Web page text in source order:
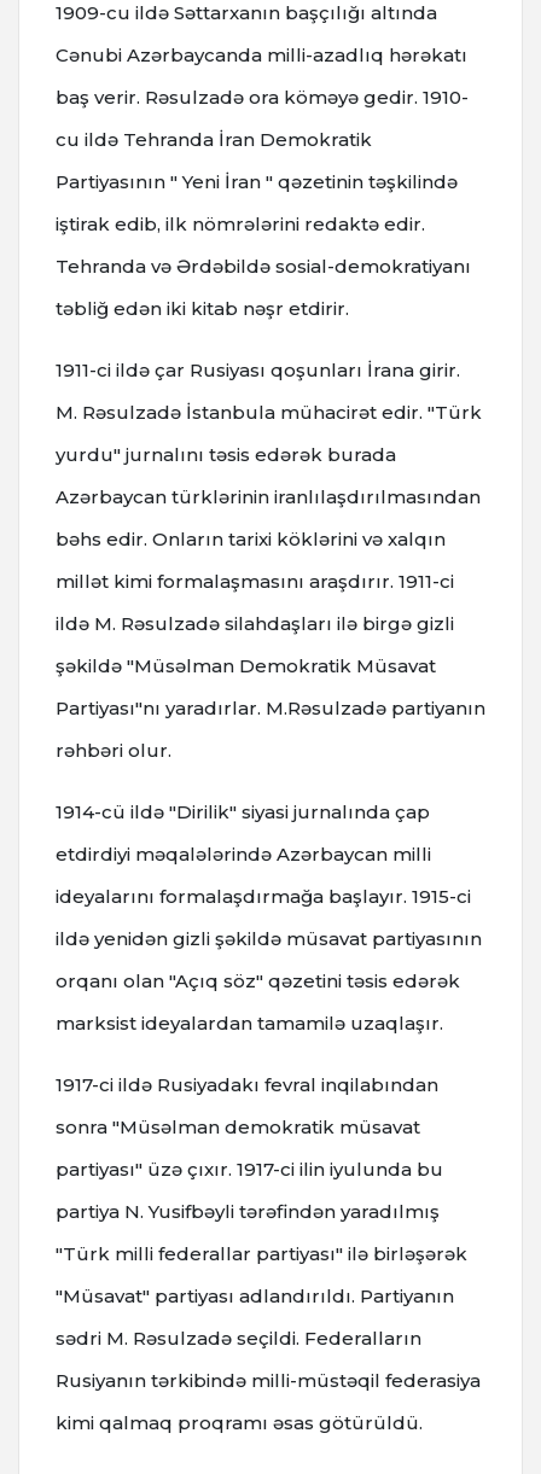
1909-cu ildə Səttarxanın başçılığı altında
Cənubi Azərbaycanda milli-azadlıq hərəkatı
baş verir. Rəsulzadə ora köməyə gedir. 1910-
cu ildə Tehranda İran Demokratik
Partiyasının " Yeni İran " qəzetinin təşkilində
iştirak edib, ilk nömrələrini redaktə edir.
Tehranda və Ərdəbildə sosial-demokratiyanı
təbliğ edən iki kitab nəşr etdirir.
1911-ci ildə çar Rusiyası qoşunları İrana girir.
M. Rəsulzadə İstanbula mühacirət edir. "Türk
yurdu" jurnalını təsis edərək burada
Azərbaycan türklərinin iranlılaşdırılmasından
bəhs edir. Onların tarixi köklərini və xalqın
millət kimi formalaşmasını araşdırır. 1911-ci
ildə M. Rəsulzadə silahdaşları ilə birgə gizli
şəkildə "Müsəlman Demokratik Müsavat
Partiyası"nı yaradırlar. M.Rəsulzadə partiyanın
rəhbəri olur.
1914-cü ildə "Dirilik" siyasi jurnalında çap
etdirdiyi məqalələrində Azərbaycan milli
ideyalarını formalaşdırmağa başlayır. 1915-ci
ildə yenidən gizli şəkildə müsavat partiyasının
orqanı olan "Açıq söz" qəzetini təsis edərək
marksist ideyalardan tamamilə uzaqlaşır.
1917-ci ildə Rusiyadakı fevral inqilabından
sonra "Müsəlman demokratik müsavat
partiyası" üzə çıxır. 1917-ci ilin iyulunda bu
partiya N. Yusifbəyli tərəfindən yaradılmış
"Türk milli federallar partiyası" ilə birləşərək
"Müsavat" partiyası adlandırıldı. Partiyanın
sədri M. Rəsulzadə seçildi. Federalların
Rusiyanın tərkibində milli-müstəqil federasiya
kimi qalmaq proqramı əsas götürüldü.